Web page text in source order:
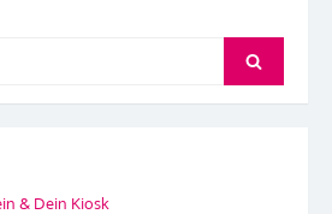
Search
& Dein Kiosk